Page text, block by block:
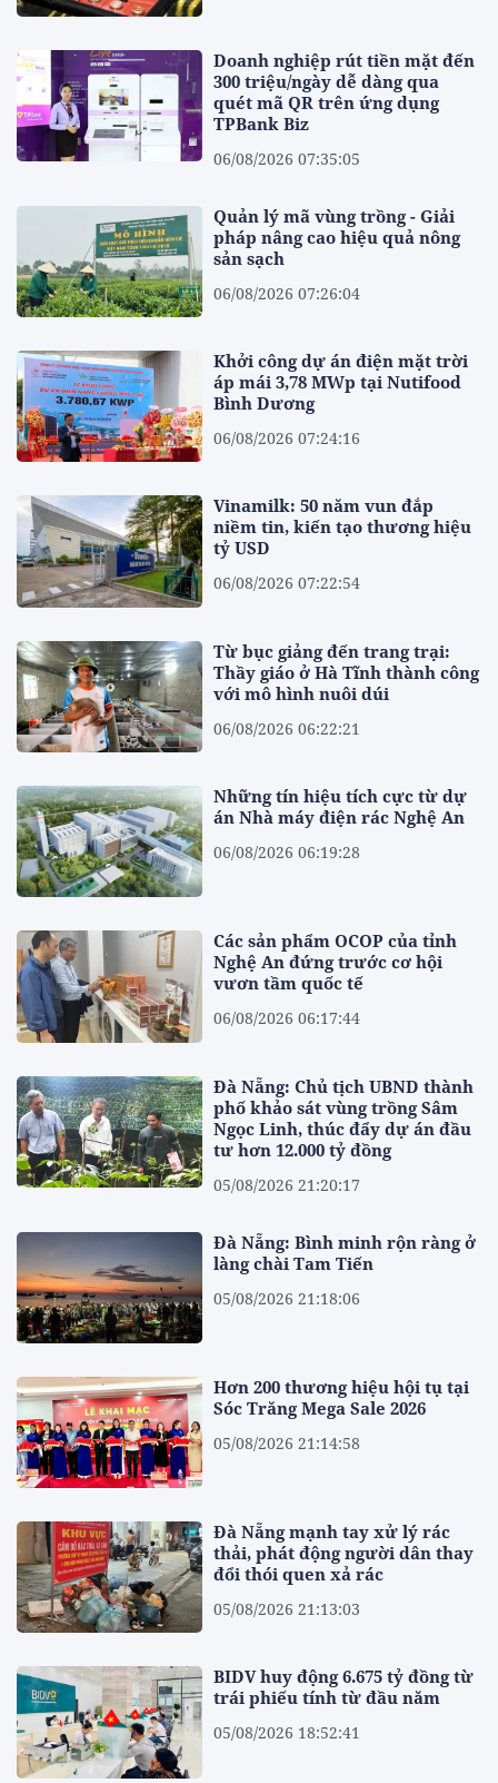
Doanh nghiệp rút tiền mặt đến
300 triệu/ngày dễ dàng qua
quét mã QR trên ứng dụng
TPBank Biz
06/08/2026 07:35:05
Quản lý mã vùng trồng - Giải
pháp nâng cao hiệu quả nông
sản sạch
06/08/2026 07:26:04
Khởi công dự án điện mặt trời
áp mái 3,78 MWp tại Nutifood
Bình Dương
06/08/2026 07:24:16
Vinamilk: 50 năm vun đắp
niềm tin, kiến tạo thương hiệu
tỷ USD
06/08/2026 07:22:54
Từ bục giảng đến trang trại:
Thầy giáo ở Hà Tĩnh thành công
với mô hình nuôi dúi
06/08/2026 06:22:21
Những tín hiệu tích cực từ dự
án Nhà máy điện rác Nghệ An
06/08/2026 06:19:28
Các sản phẩm OCOP của tỉnh
Nghệ An đứng trước cơ hội
vươn tầm quốc tế
06/08/2026 06:17:44
Đà Nẵng: Chủ tịch UBND thành
phố khảo sát vùng trồng Sâm
Ngọc Linh, thúc đẩy dự án đầu
tư hơn 12.000 tỷ đồng
05/08/2026 21:20:17
Đà Nẵng: Bình minh rộn ràng ở
làng chài Tam Tiến
05/08/2026 21:18:06
Hơn 200 thương hiệu hội tụ tại
Sóc Trăng Mega Sale 2026
05/08/2026 21:14:58
Đà Nẵng mạnh tay xử lý rác
thải, phát động người dân thay
đổi thói quen xả rác
05/08/2026 21:13:03
BIDV huy động 6.675 tỷ đồng từ
trái phiếu tính từ đầu năm
05/08/2026 18:52:41